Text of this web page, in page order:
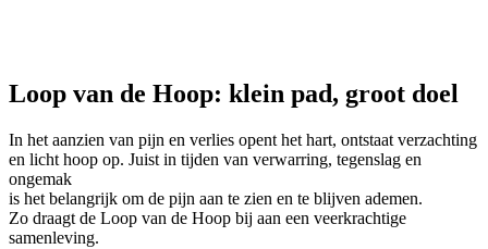
Loop van de Hoop: klein pad, groot doel
In het aanzien van pijn en verlies opent het hart, ontstaat verzachting
en licht hoop op. Juist in tijden van verwarring, tegenslag en
ongemak
is het belangrijk om de pijn aan te zien en te blijven ademen.
Zo draagt de Loop van de Hoop bij aan een veerkrachtige
samenleving.